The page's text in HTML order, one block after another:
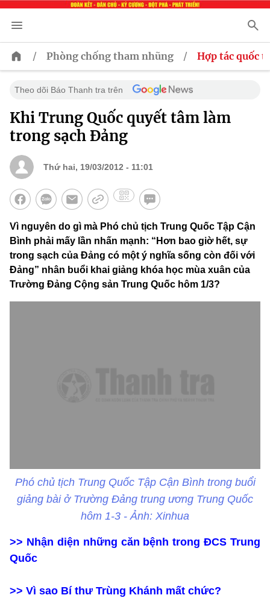
/ Phòng chống tham nhũng / Hợp tác quốc
Theo dõi Báo Thanh tra trên
Khi Trung Quốc quyết tâm làm
trong sạch Đảng
Thứ hai, 19/03/2012 - 11:01
Vì nguyên do gì mà Phó chủ tịch Trung Quốc Tập Cận
Bình phải mấy lần nhấn mạnh: “Hơn bao giờ hết, sự
trong sạch của Đảng có một ý nghĩa sống còn đối với
Đảng” nhân buổi khai giảng khóa học mùa xuân của
Trường Đảng Cộng sản Trung Quốc hôm 1/3?
Phó chủ tịch Trung Quốc Tập Cận Bình trong buổi
giảng bài ở Trường Đảng trung ương Trung Quốc
hôm 1-3 - Ảnh: Xinhua
>> Nhận diện những căn bệnh trong ĐCS Trung
Quốc
>> Vì sao Bí thư Trùng Khánh mất chức?